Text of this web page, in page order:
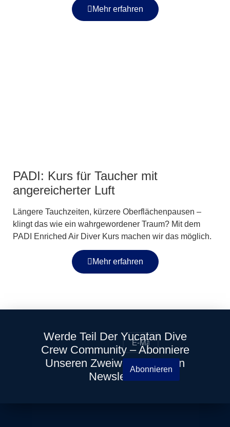
Mehr erfahren
PADI: Kurs für Taucher mit
angereicherter Luft
Längere Tauchzeiten, kürzere Oberflächenpausen –
klingt das wie ein wahrgewordener Traum? Mit dem
PADI Enriched Air Diver Kurs machen wir das möglich.
Mehr erfahren
Werde Teil Der Yucatan Dive
Crew Community – Abonniere
Unseren Zweiwöchentlichen
Newsletter
Abonnieren